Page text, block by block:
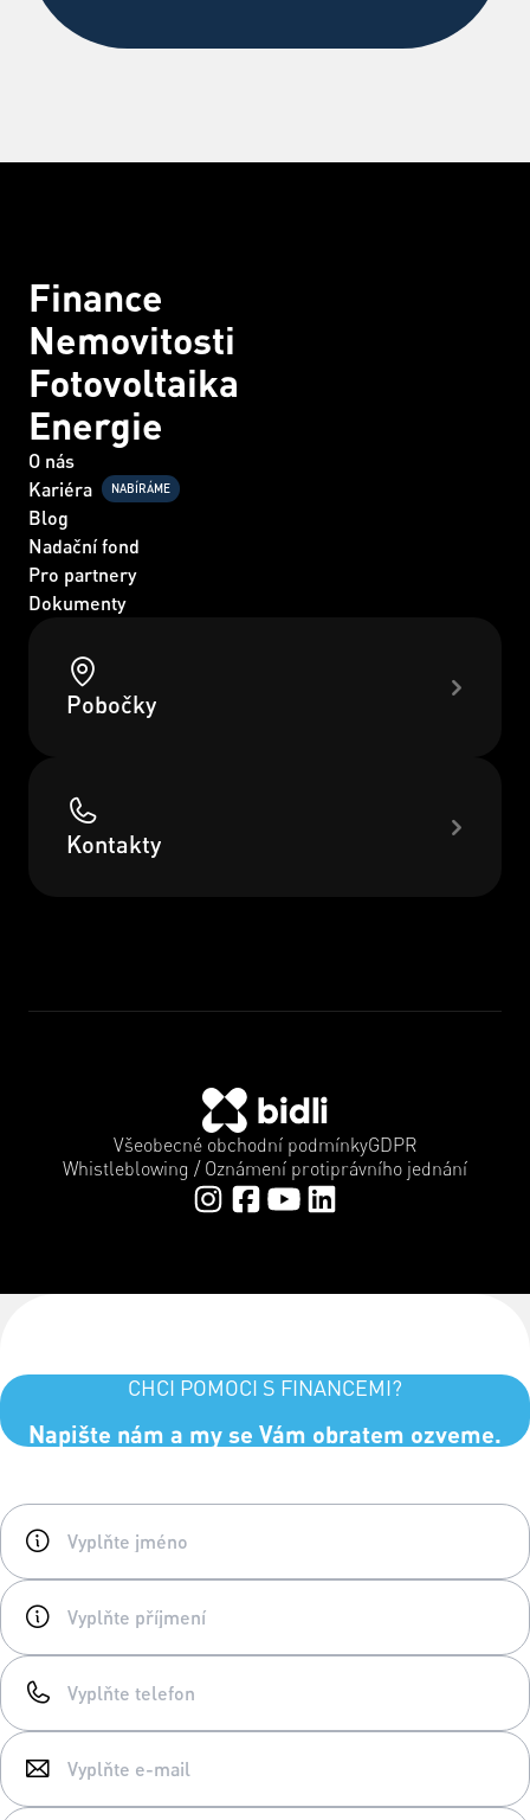
Finance
Nemovitosti
Fotovoltaika
Energie
O nás
Kariéra
NABÍRÁME
Blog
Nadační fond
Pro partnery
Dokumenty
Pobočky
Kontakty
Všeobecné obchodní podmínkyGDPR
Whistleblowing / Oznámení protiprávního jednání
CHCI POMOCI S FINANCEMI?
Napište nám a my se Vám obratem ozveme.